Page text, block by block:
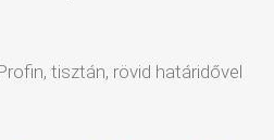
tisztán, rövid határidővel